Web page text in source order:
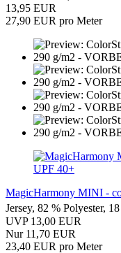
13,95 EUR
27,90 EUR pro Meter
MagicHarmony MINI -
Jersey, 82 % Polyester,
UVP 13,00 EUR
Nur 11,70 EUR
23,40 EUR pro Meter